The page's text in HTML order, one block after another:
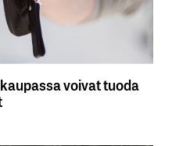
voivat tuoda